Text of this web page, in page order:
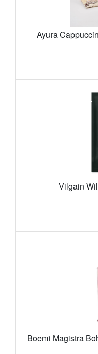
Ayura
Vilgain
Boemi Magistra